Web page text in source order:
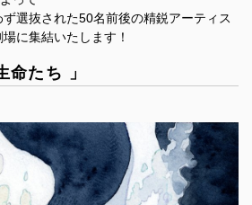
選抜された50名前後の精鋭アーティス
に集結いたします！
命たち 」